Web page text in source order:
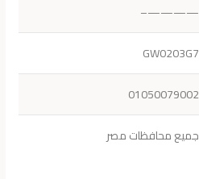
————–
GW0203G7
01050079002
جميع محافظات مصر